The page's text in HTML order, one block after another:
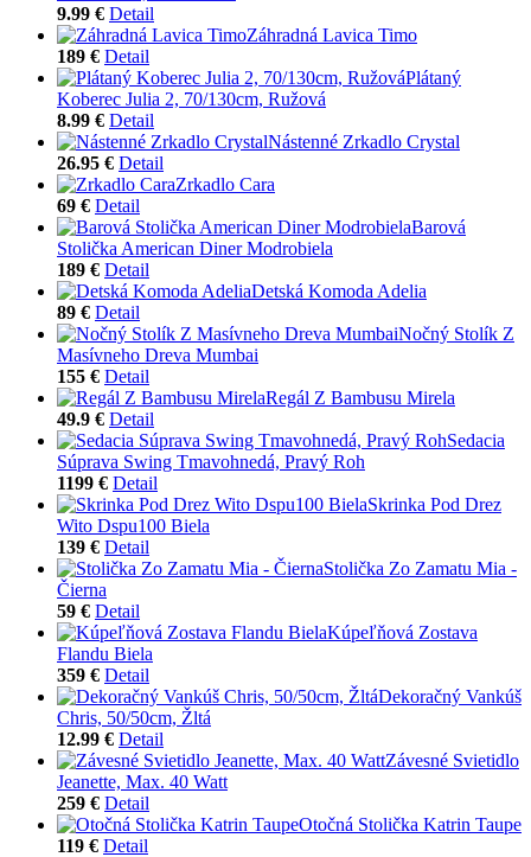
9.99 € Detail
Záhradná Lavica Timo
189 € Detail
Plátaný
Koberec Julia 2, 70/130cm, Ružová
8.99 € Detail
Nástenné Zrkadlo Crystal
26.95 € Detail
Zrkadlo Cara
69 € Detail
Barová
Stolička American Diner Modrobiela
189 € Detail
Detská Komoda Adelia
89 € Detail
Nočný Stolík Z
Masívneho Dreva Mumbai
155 € Detail
Regál Z Bambusu Mirela
49.9 € Detail
Sedacia
Súprava Swing Tmavohnedá, Pravý Roh
1199 € Detail
Skrinka Pod Drez
Wito Dspu100 Biela
139 € Detail
Stolička Zo Zamatu Mia -
Čierna
59 € Detail
Kúpeľňová Zostava
Flandu Biela
359 € Detail
Dekoračný Vankúš
Chris, 50/50cm, Žltá
12.99 € Detail
Závesné Svietidlo
Jeanette, Max. 40 Watt
259 € Detail
Otočná Stolička Katrin Taupe
119 € Detail